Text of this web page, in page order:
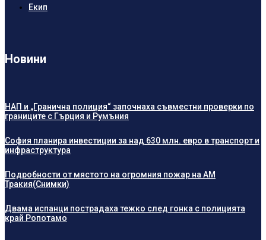
Екип
Новини
НАП и „Гранична полиция“ започнаха съвместни проверки по
границите с Гърция и Румъния
София планира инвестиции за над 630 млн. евро в транспорт и
инфраструктура
Подробности от мястото на огромния пожар на АМ
Тракия(Снимки)
Двама испанци пострадаха тежко след гонка с полицията
край Ропотамо